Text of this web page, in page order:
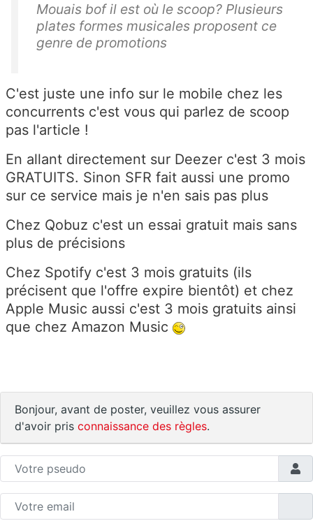
Mouais bof il est où le scoop? Plusieurs
plates formes musicales proposent ce
genre de promotions
C'est juste une info sur le mobile chez les
concurrents c'est vous qui parlez de scoop
pas l'article !
En allant directement sur Deezer c'est 3 mois
GRATUITS. Sinon SFR fait aussi une promo
sur ce service mais je n'en sais pas plus
Chez Qobuz c'est un essai gratuit mais sans
plus de précisions
Chez Spotify c'est 3 mois gratuits (ils
précisent que l'offre expire bientôt) et chez
Apple Music aussi c'est 3 mois gratuits ainsi
que chez Amazon Music
Bonjour, avant de poster, veuillez vous assurer
d'avoir pris connaissance des règles.